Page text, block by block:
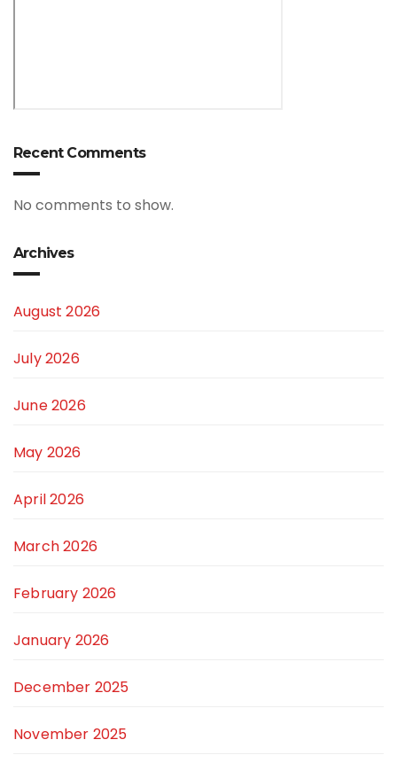
Recent Comments
No comments to show.
Archives
August 2026
July 2026
June 2026
May 2026
April 2026
March 2026
February 2026
January 2026
December 2025
November 2025